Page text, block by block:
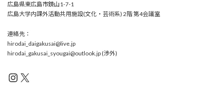
広島県東広島市鏡山1-7-1
広島大学内課外活動共用施設(文化・芸術系) 2階 第4会議室
連絡先：
hirodai_daigakusai@live.jp
hirodai_gakusai_syougai@outlook.jp (渉外)
Instagram
X